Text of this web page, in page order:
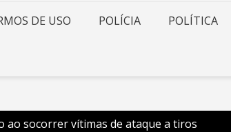
DE USO POLÍCIA POLÍTICA
ao socorrer vítimas de ataque a tiros